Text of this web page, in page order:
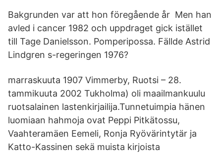
Bakgrunden var att hon föregående år Men han
avled i cancer 1982 och uppdraget gick istället
till Tage Danielsson. Pomperipossa. Fällde Astrid
Lindgren s-regeringen 1976?
marraskuuta 1907 Vimmerby, Ruotsi – 28.
tammikuuta 2002 Tukholma) oli maailmankuulu
ruotsalainen lastenkirjailija.Tunnetuimpia hänen
luomiaan hahmoja ovat Peppi Pitkätossu,
Vaahteramäen Eemeli, Ronja Ryövärintytär ja
Katto-Kassinen sekä muista kirjoista